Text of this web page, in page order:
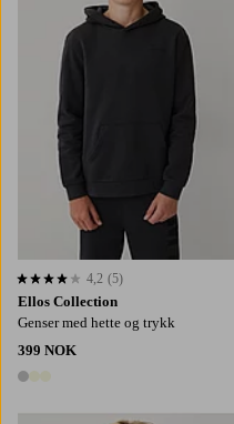
Ellos Collection
Genser med hette og trykk
399 NOK
3 farger
4,2 basert på 5 karaktergivninger
4,2 (5)